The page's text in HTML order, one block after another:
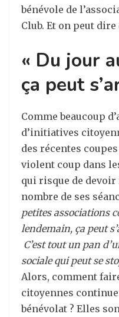
bénévole de
Club. Et on peut dire
« Du jour
ça peut
Comme beaucoup
d’initiatives
des récentes
violent coup dans
qui risque de devoir
nombre de ses
petites associations
lendemain, ça peut
C’est tout un pan
sociale qui peut se
Alors, comment
citoyennes
bénévolat ? Elles